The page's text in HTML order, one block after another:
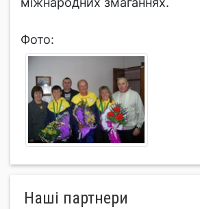
Фото:
Нашi партнери